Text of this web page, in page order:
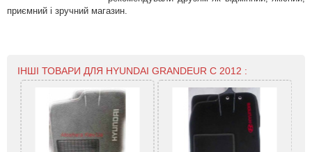
приємний і зручний магазин.
ІНШІ ТОВАРИ ДЛЯ HYUNDAI GRANDEUR C 2012 :